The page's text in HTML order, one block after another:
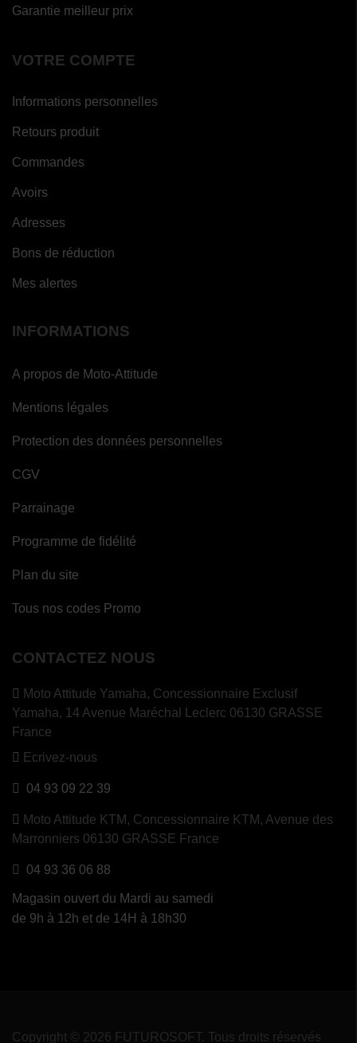
Garantie meilleur prix
VOTRE COMPTE
Informations personnelles
Retours produit
Commandes
Avoirs
Adresses
Bons de réduction
Mes alertes
INFORMATIONS
A propos de Moto-Attitude
Mentions légales
Protection des données personnelles
CGV
Parrainage
Programme de fidélité
Plan du site
Tous nos codes Promo
CONTACTEZ NOUS
Moto Attitude Yamaha, Concessionnaire Exclusif
Yamaha, 14 Avenue Maréchal Leclerc 06130 GRASSE
France
Ecrivez-nous
04 93 09 22 39
Moto Attitude KTM, Concessionnaire KTM, Avenue des
Marronniers 06130 GRASSE France
04 93 36 06 88
Magasin ouvert du Mardi au samedi
de 9h à 12h et de 14H à 18h30
Copyright © 2026 FUTUROSOFT. Tous droits réservés